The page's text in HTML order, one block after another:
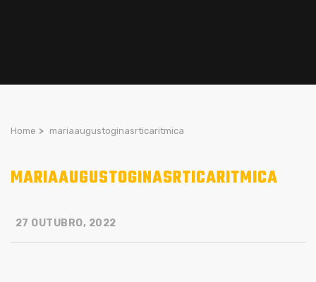
Home > mariaaugustoginasrticaritmica
MARIAAUGUSTOGINASRTICARITMICA
27 OUTUBRO, 2022